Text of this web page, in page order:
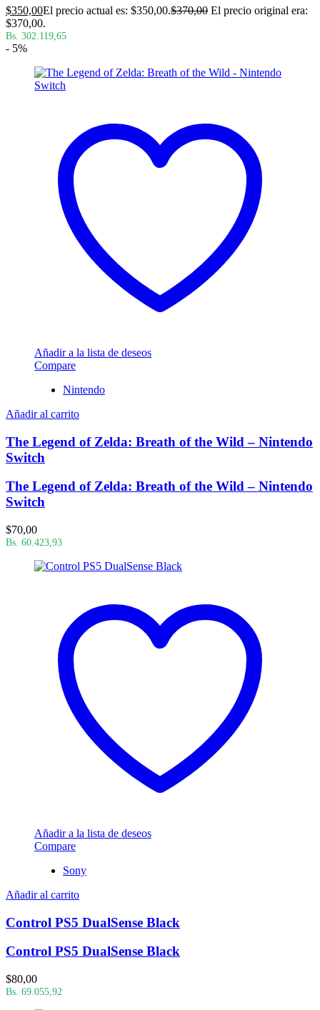
$350,00El precio actual es: $350,00.$370,00 El precio original era:
$370,00.
Bs. 302.119,65
- 5%
Añadir a la lista de deseos
Compare
Nintendo
Añadir al carrito
The Legend of Zelda: Breath of the Wild – Nintendo
Switch
The Legend of Zelda: Breath of the Wild – Nintendo
Switch
$70,00
Bs. 60.423,93
Añadir a la lista de deseos
Compare
Sony
Añadir al carrito
Control PS5 DualSense Black
Control PS5 DualSense Black
$80,00
Bs. 69.055,92